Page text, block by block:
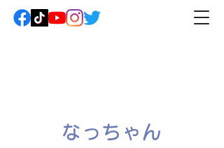
なっちゃん